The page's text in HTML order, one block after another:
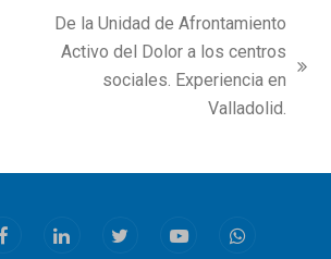
De la Unidad de Afrontamiento
Activo del Dolor a los centros
sociales. Experiencia en
Valladolid.
FacebookLinkedInTwitterYoutubeWhatsapp